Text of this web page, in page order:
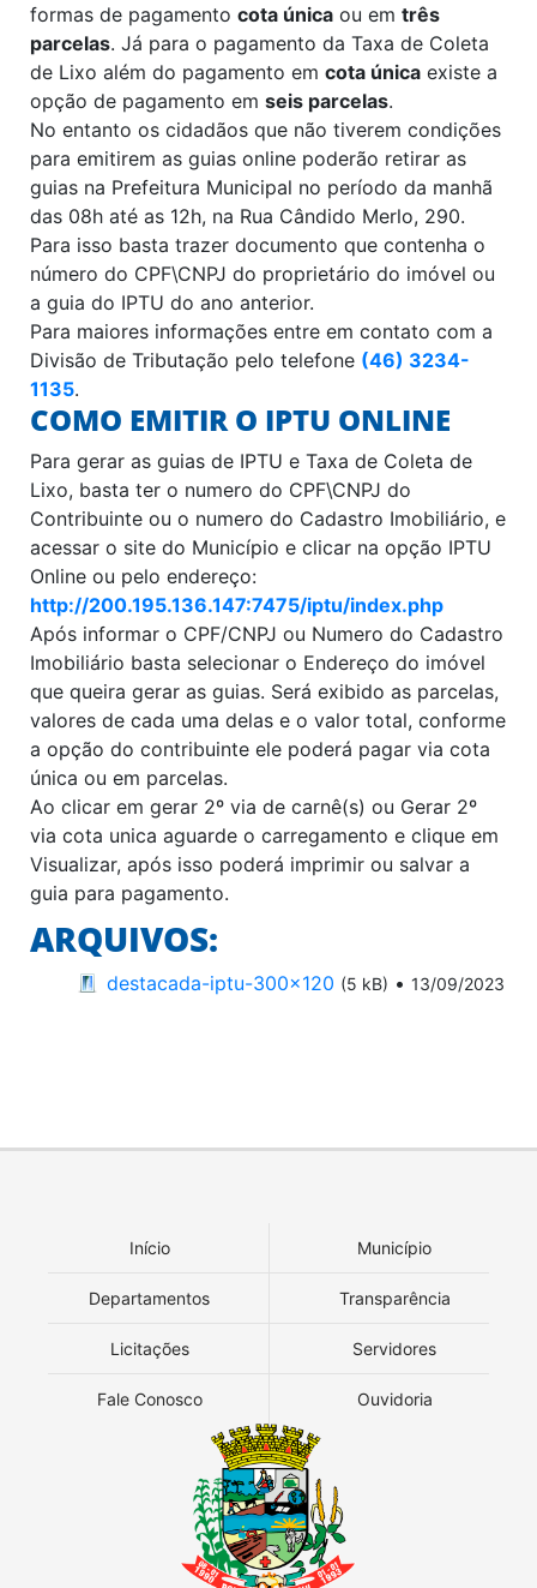
formas de pagamento cota única ou em três
parcelas. Já para o pagamento da Taxa de Coleta
de Lixo além do pagamento em cota única existe a
opção de pagamento em seis parcelas.
No entanto os cidadãos que não tiverem condições
para emitirem as guias online poderão retirar as
guias na Prefeitura Municipal no período da manhã
das 08h até as 12h, na Rua Cândido Merlo, 290.
Para isso basta trazer documento que contenha o
número do CPF\CNPJ do proprietário do imóvel ou
a guia do IPTU do ano anterior.
Para maiores informações entre em contato com a
Divisão de Tributação pelo telefone (46) 3234-
1135.
COMO EMITIR O IPTU ONLINE
Para gerar as guias de IPTU e Taxa de Coleta de
Lixo, basta ter o numero do CPF\CNPJ do
Contribuinte ou o numero do Cadastro Imobiliário, e
acessar o site do Município e clicar na opção IPTU
Online ou pelo endereço:
http://200.195.136.147:7475/iptu/index.php
Após informar o CPF/CNPJ ou Numero do Cadastro
Imobiliário basta selecionar o Endereço do imóvel
que queira gerar as guias. Será exibido as parcelas,
valores de cada uma delas e o valor total, conforme
a opção do contribuinte ele poderá pagar via cota
única ou em parcelas.
Ao clicar em gerar 2º via de carnê(s) ou Gerar 2º
via cota unica aguarde o carregamento e clique em
Visualizar, após isso poderá imprimir ou salvar a
guia para pagamento.
ARQUIVOS:
destacada-iptu-300x120 (5 kB) • 13/09/2023
Início Município
Departamentos Transparência
Licitações Servidores
Fale Conosco Ouvidoria